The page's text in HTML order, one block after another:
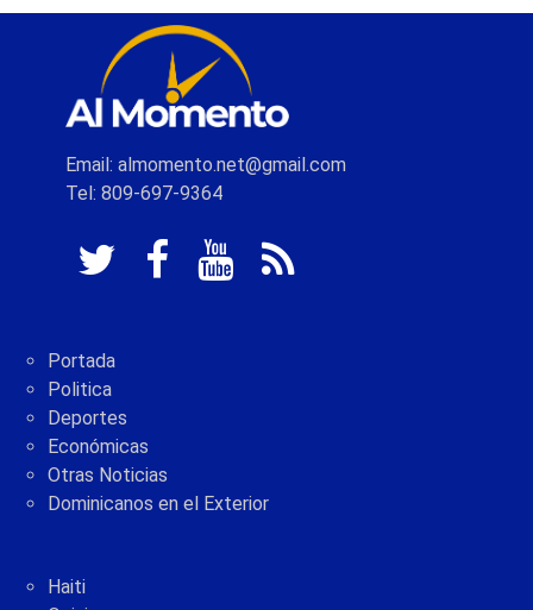
Email: almomento.net@gmail.com
Tel: 809-697-9364
Portada
Politica
Deportes
Económicas
Otras Noticias
Dominicanos en el Exterior
Haiti